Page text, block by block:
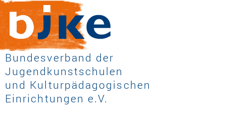
Bundesverband der
Jugendkunstschulen
und Kulturpädagogischen
Einrichtungen e.V.